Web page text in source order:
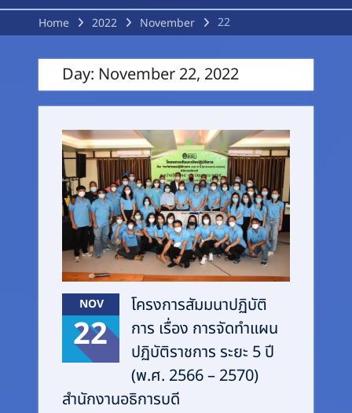
Home 2022 November 22
Day: November 22, 2022
NOV
22
โครงการสัมมนาปฏิบัติ
การ เรื่อง การจัดทำแผน
ปฏิบัติราชการ ระยะ 5 ปี
(พ.ศ. 2566 – 2570)
สำนักงานอธิการบดี